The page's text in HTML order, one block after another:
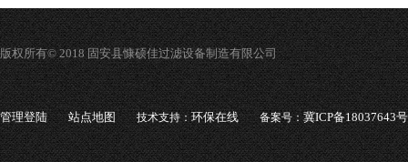
版权所有© 2018 固安县慷硕佳过滤设备制造有限公司
管理登陆 站点地图 技术支持：环保在线 备案号：冀ICP备18037643